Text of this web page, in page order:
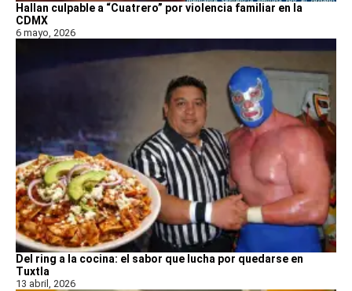
Hallan culpable a “Cuatrero” por violencia familiar en la
CDMX
6 mayo, 2026
Del ring a la cocina: el sabor que lucha por quedarse en
Tuxtla
13 abril, 2026